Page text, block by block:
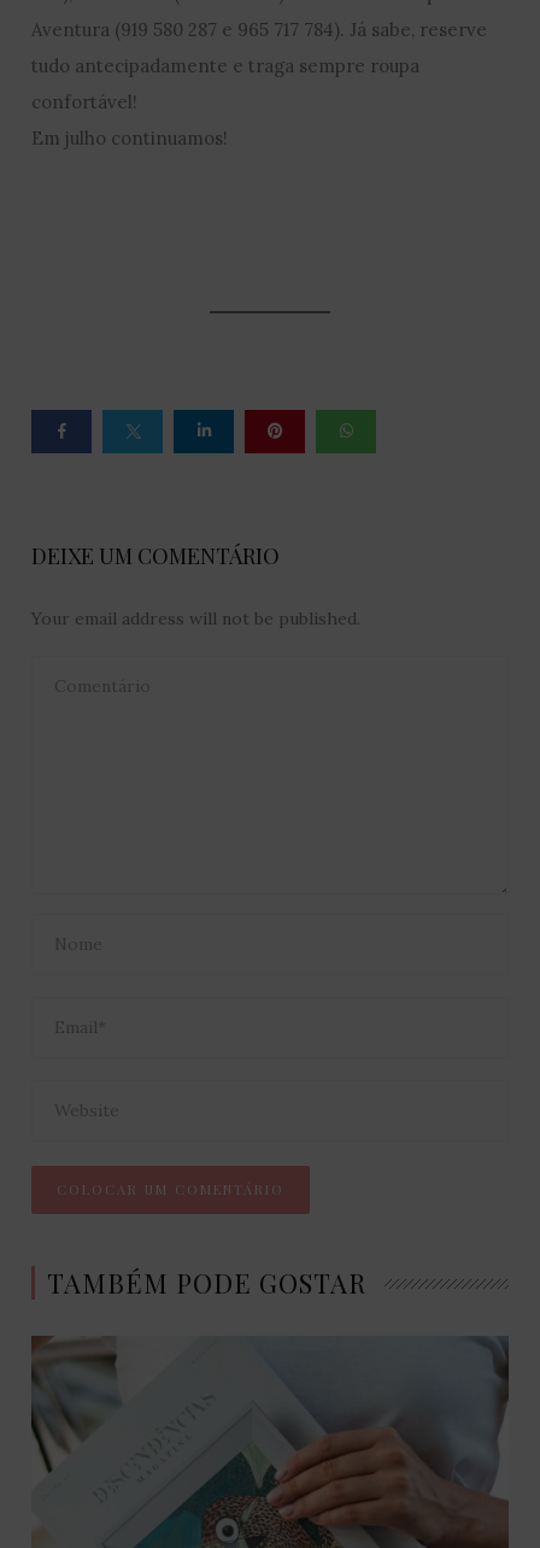
Aventura (919 580 287 e 965 717 784). Já sabe, reserve
tudo antecipadamente e traga sempre roupa
confortável!
Em julho continuamos!
DEIXE UM COMENTÁRIO
Your email address will not be published.
TAMBÉM PODE GOSTAR